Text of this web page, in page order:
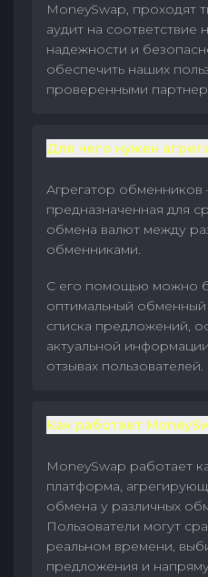
MoneySwap, проходят
аудит на соответствие
надежности и
обеспечить наших
проверенными
Для чего нужен
Агрегатор
предназначенная для
обмена валют между
обменниками.
С его помощью можно
оптимальный
списка предложений,
актуальной
отзывах пользователей.
Как работает
MoneySwap работает
платформа,
обмена у различных
Пользователи могут
реальном времени,
предложения и